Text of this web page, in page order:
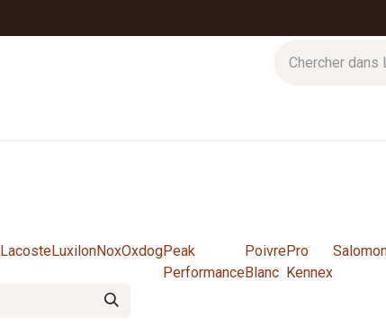
LacosteLuxilonNoxOxdogPeak
Performance
Poivre
Blanc
Pro
Kennex